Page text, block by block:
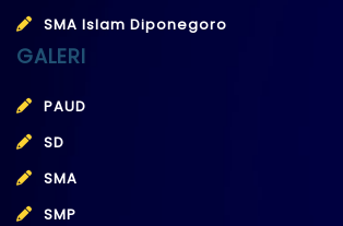
SMA Islam Diponegoro
GALERI
PAUD
SD
SMA
SMP